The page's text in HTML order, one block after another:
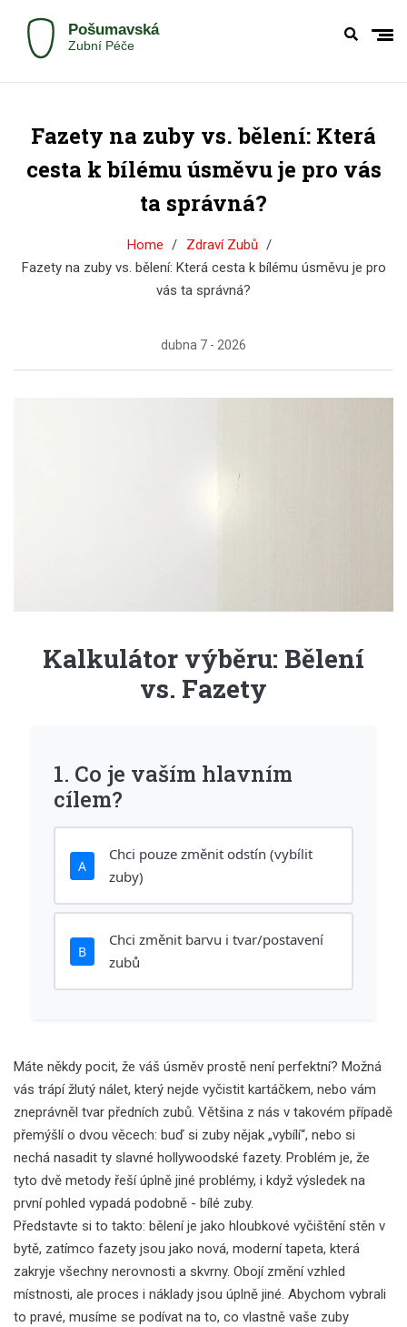
Fazety na zuby vs. bělení: Která
cesta k bílému úsměvu je pro vás
ta správná?
Home
Zdraví Zubů
Fazety na zuby vs. bělení: Která cesta k bílému úsměvu je pro
vás ta správná?
dubna 7 - 2026
Kalkulátor výběru: Bělení
vs. Fazety
1. Co je vaším hlavním
cílem?
A
Chci pouze změnit odstín (vybílit
zuby)
B
Chci změnit barvu i tvar/postavení
zubů
Máte někdy pocit, že váš úsměv prostě není perfektní? Možná
vás trápí žlutý nálet, který nejde vyčistit kartáčkem, nebo vám
zneprávněl tvar předních zubů. Většina z nás v takovém případě
přemýšlí o dvou věcech: buď si zuby nějak „vybílí“, nebo si
nechá nasadit ty slavné hollywoodské fazety. Problém je, že
tyto dvě metody řeší úplně jiné problémy, i když výsledek na
první pohled vypadá podobně - bílé zuby.
Představte si to takto: bělení je jako hloubkové vyčištění stěn v
bytě, zatímco fazety jsou jako nová, moderní tapeta, která
zakryje všechny nerovnosti a skvrny. Obojí změní vzhled
místnosti, ale proces i náklady jsou úplně jiné. Abychom vybrali
to pravé, musíme se podívat na to, co vlastně vaše zuby